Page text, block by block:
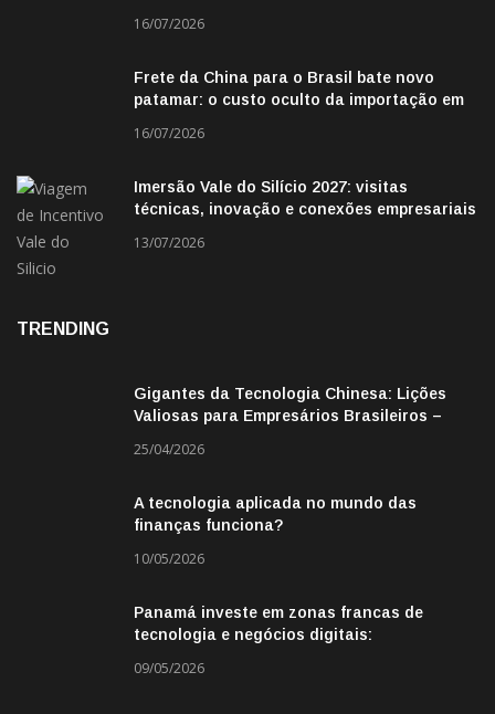
16/07/2026
Frete da China para o Brasil bate novo
patamar: o custo oculto da importação em
16/07/2026
Imersão Vale do Silício 2027: visitas
técnicas, inovação e conexões empresariais
13/07/2026
TRENDING
Gigantes da Tecnologia Chinesa: Lições
Valiosas para Empresários Brasileiros –
25/04/2026
A tecnologia aplicada no mundo das
finanças funciona?
10/05/2026
Panamá investe em zonas francas de
tecnologia e negócios digitais:
09/05/2026